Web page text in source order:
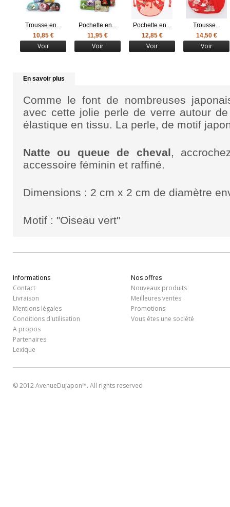
Trousse en...
10,85 €
Voir
Pochette en...
11,95 €
Voir
Pochette en...
12,85 €
Voir
Trousse...
14,50 €
Voir
En savoir plus
Comme le font de nombreuses
avec cette jolie perle de verre autour
élastique en tissu. La perle, de motif
Natte ou queue de cheval,
accessoire féminin et raffiné.
Dimensions : 2 cm x 2 cm de diamètre
Motif : "Oiseau vert"
Informations
Contact
Livraison
Mentions légales
Conditions d'utilisation
A propos
Partenaires
Lexique
Nos offres
Nouveaux produits
Meilleures ventes
Promotions
Vous êtes une société
© 2012 AvenueDuJapon™. All rights reserved